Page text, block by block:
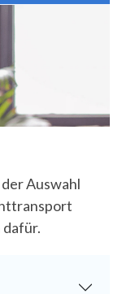
Auswahl
dafür.